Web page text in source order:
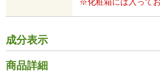
※化粧箱には入ってお
成分表示
商品詳細